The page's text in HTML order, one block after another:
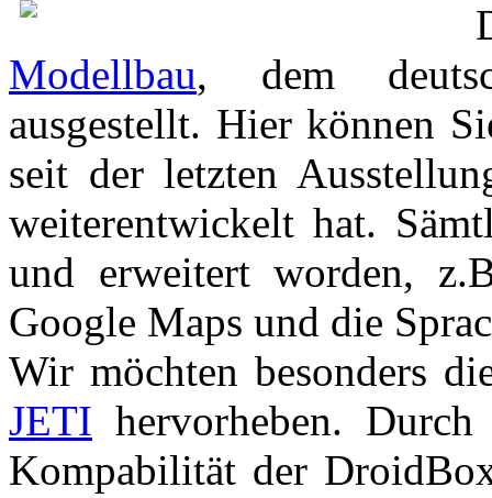
Modellbau, dem
ausgestellt. Hier können
seit der letzten
weiterentwickelt hat.
und erweitert worden,
Google Maps und die
Wir möchten besonders
JETI hervorheben.
Kompabilität der